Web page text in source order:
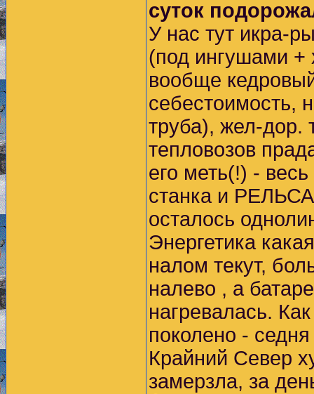
суток
У нас тут икра-
(под ингушами +
вообще
себестоимость,
труба), жел-дор.
тепловозов
его меть(!) -
станка и
осталось
Энергетика
налом текут,
налево , а
нагревалась.
поколено -
Крайний Север
замерзла, за